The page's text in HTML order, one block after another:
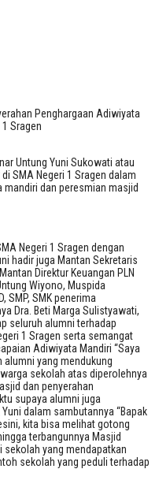
Penghargaan Adiwiyata
Sragen
Untung Yuni Sukowati atau
SMA Negeri 1 Sragen dalam
mandiri dan peresmian masjid
Negeri 1 Sragen dengan
hadir juga Mantan Sekretaris
Direktur Keuangan PLN
Wiyono, Muspida
SMP, SMK penerima
Dra. Beti Marga Sulistyawati,
seluruh alumni terhadap
1 Sragen serta semangat
Adiwiyata Mandiri “Saya
yang mendukung
sekolah atas diperolehnya
dan penyerahan
supaya alumni juga
dalam sambutannya “Bapak
kita bisa melihat gotong
terbangunnya Masjid
yang mendapatkan
sekolah yang peduli terhadap